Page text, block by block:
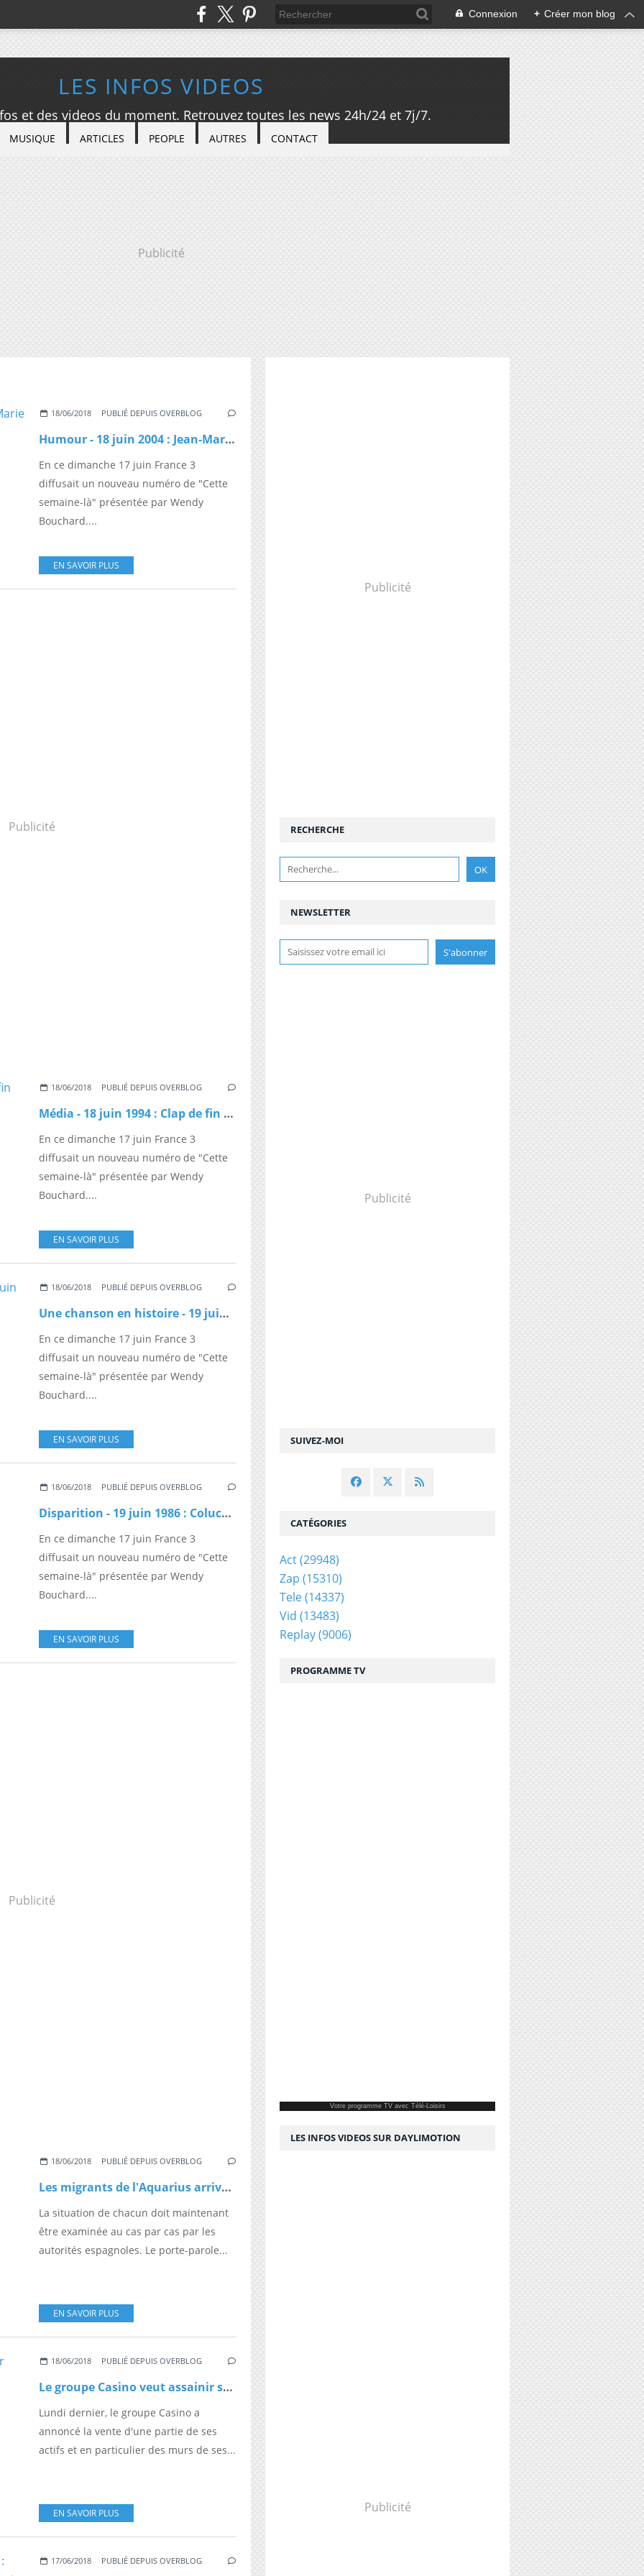
Connexion + Créer mon blog
LES INFOS VIDEOS
et des videos du moment. Retrouvez toutes les news 24h/24 et 7j/7.
MUSIQUE ARTICLES PEOPLE AUTRES CONTACT
Publicité
18/06/2018 PUBLIÉ DEPUIS OVERBLOG
Humour - 18 juin 2004 : Jean-Marie Bigard au Stade de France
En ce dimanche 17 juin France 3
diffusait un nouveau numéro de "Cette
semaine-là" présentée par Wendy
Bouchard....
EN SAVOIR PLUS
Publicité
18/06/2018 PUBLIÉ DEPUIS OVERBLOG
Média - 18 juin 1994 : Clap de fin pour "Frou-frou"
En ce dimanche 17 juin France 3
diffusait un nouveau numéro de "Cette
semaine-là" présentée par Wendy
Bouchard....
EN SAVOIR PLUS
18/06/2018 PUBLIÉ DEPUIS OVERBLOG
Une chanson en histoire - 19 juin 1977 : "Rockcollection", N°1 des ventes
En ce dimanche 17 juin France 3
diffusait un nouveau numéro de "Cette
semaine-là" présentée par Wendy
Bouchard....
EN SAVOIR PLUS
18/06/2018 PUBLIÉ DEPUIS OVERBLOG
Disparition - 19 juin 1986 : Coluche, merci l'enfoiré
En ce dimanche 17 juin France 3
diffusait un nouveau numéro de "Cette
semaine-là" présentée par Wendy
Bouchard....
EN SAVOIR PLUS
Publicité
18/06/2018 PUBLIÉ DEPUIS OVERBLOG
Les migrants de l'Aquarius arrivent en Espagne
La situation de chacun doit maintenant
être examinée au cas par cas par les
autorités espagnoles. Le porte-parole...
EN SAVOIR PLUS
18/06/2018 PUBLIÉ DEPUIS OVERBLOG
Le groupe Casino veut assainir son bilan financier sur deux ans
Lundi dernier, le groupe Casino a
annoncé la vente d'une partie de ses
actifs et en particulier des murs de ses...
EN SAVOIR PLUS
17/06/2018 PUBLIÉ DEPUIS OVERBLOG
Publicité
NEWSLETTER
SUIVEZ-MOI
RECHERCHE
Publicité
CATÉGORIES
Act(29948)
Zap (15310)
Tele(14337)
Vid (13483)
Replay(9006)
PROGRAMME TV
Votre programme TVavec Télé-Loisirs
LES INFOS VIDEOS SUR DAYLIMOTION
Publicité